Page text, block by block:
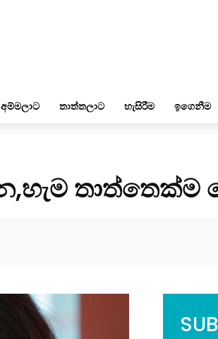
අම්මලාට තාත්තලාට හැසිරීම ඉගෙනීම
තාත්තෙක්ම